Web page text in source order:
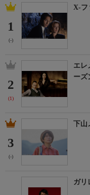
1
(-)
X-フ
2
(1)
エレ
ーズ
3
(-)
下山
ガリ